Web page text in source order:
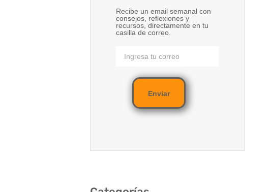
Recibe un email semanal con
consejos, reflexiones y
recursos, directamente en tu
casilla de correo.
Enviar